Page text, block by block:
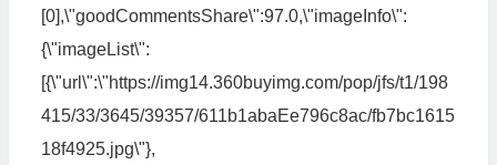
[0],\"goodCommentsShare\":97.0,\"imageInfo\":
{\"imageList\":
[{\"url\":\"https://img14.360buyimg.com/pop/jfs/t1/198
415/33/3645/39357/611b1abaEe796c8ac/fb7bc1615
18f4925.jpg\"},